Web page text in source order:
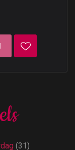
(31)